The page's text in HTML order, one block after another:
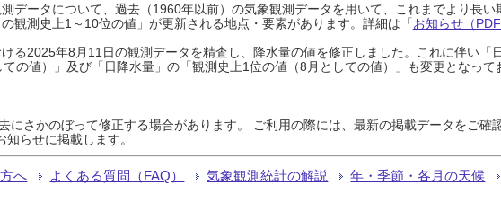
データについて、過去（1960年以前）の気象観測データを用いて、これまでより長い
観測史上1～10位の値」が更新される地点・要素があります。詳細は「お知らせ（
る2025年8月11日の観測データを精査し、降水量の値を修正しました。これに伴い「
の値）」及び「日降水量」の「観測史上1位の値（8月としての値）」も変更となって
さかのぼって修正する場合があります。 ご利用の際には、最新の掲載データをご確
らせに掲載します。
へ よくある質問（FAQ） 気象観測統計の解説 年・季節・各月の天候